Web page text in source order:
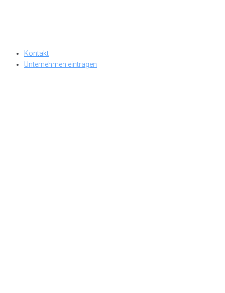
Kontakt
Unternehmen eintragen